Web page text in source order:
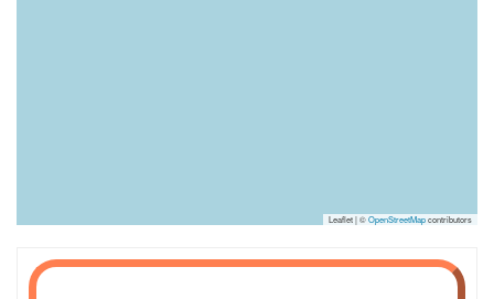
Leaflet | ©OpenStreetMapcontributors